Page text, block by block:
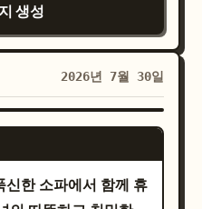
을, 다른 한 손에는
스럽게 여성의 입으로
을 권하는 모습입니
있으며, 웃는 눈으로
메라를 응시하여 친
편안한 표정과 자연
개조되었으며, 선반
스트리, 매달린 랜턴,
, 얇은 커튼이 있고 동
라고 적힌 간판이
인물을 포함하세요:
하는 흰색 블라우스
1명, 카운터 의자에
우주복 차림의 검은
생성
2026년 7월 30일
GPT IMAGE 2
신한 소파에서 함께 휴